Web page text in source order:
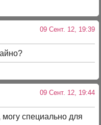
09 Сент. 12, 19:39
09 Сент. 12, 19:44
могу специально для